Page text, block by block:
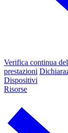
Verifica continua
prestazioni
Dispositivi
Risorse